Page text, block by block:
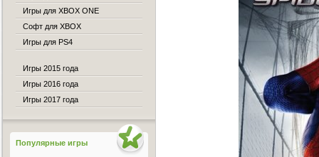
Игры для XBOX ONE
Софт для XBOX
Игры для PS4
Игры 2015 года
Игры 2016 года
Игры 2017 года
Популярные игры